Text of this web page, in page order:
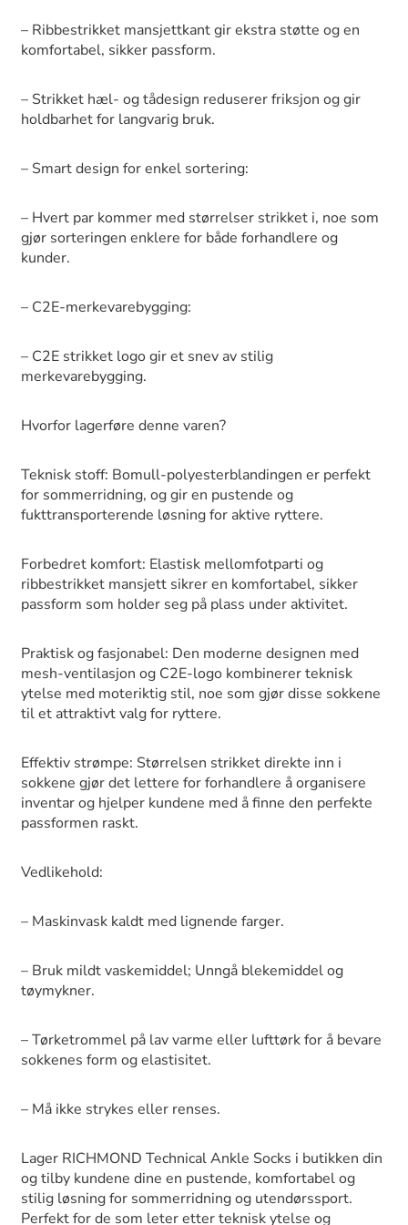
– Ribbestrikket mansjettkant gir ekstra støtte og en
komfortabel, sikker passform.
– Strikket hæl- og tådesign reduserer friksjon og gir
holdbarhet for langvarig bruk.
– Smart design for enkel sortering:
– Hvert par kommer med størrelser strikket i, noe som
gjør sorteringen enklere for både forhandlere og
kunder.
– C2E-merkevarebygging:
– C2E strikket logo gir et snev av stilig
merkevarebygging.
Hvorfor lagerføre denne varen?
Teknisk stoff: Bomull-polyesterblandingen er perfekt
for sommerridning, og gir en pustende og
fukttransporterende løsning for aktive ryttere.
Forbedret komfort: Elastisk mellomfotparti og
ribbestrikket mansjett sikrer en komfortabel, sikker
passform som holder seg på plass under aktivitet.
Praktisk og fasjonabel: Den moderne designen med
mesh-ventilasjon og C2E-logo kombinerer teknisk
ytelse med moteriktig stil, noe som gjør disse sokkene
til et attraktivt valg for ryttere.
Effektiv strømpe: Størrelsen strikket direkte inn i
sokkene gjør det lettere for forhandlere å organisere
inventar og hjelper kundene med å finne den perfekte
passformen raskt.
Vedlikehold:
– Maskinvask kaldt med lignende farger.
– Bruk mildt vaskemiddel; Unngå blekemiddel og
tøymykner.
– Tørketrommel på lav varme eller lufttørk for å bevare
sokkenes form og elastisitet.
– Må ikke strykes eller renses.
Lager RICHMOND Technical Ankle Socks i butikken din
og tilby kundene dine en pustende, komfortabel og
stilig løsning for sommerridning og utendørssport.
Perfekt for de som leter etter teknisk ytelse og